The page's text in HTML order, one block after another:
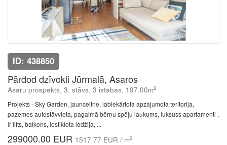
ID: 438850
Pārdod dzīvokli Jūrmalā, Asaros
Asaru prospekts, 3. stāvs, 3 istabas, 197.00m2
Projekts - Sky Garden, jaunceltne, labiekārtota apzaļumota teritorija,
pazemes autostāvvieta, pagalmā bērnu spēļu laukums, luksuss apartamenti ,
ir lifts, balkons, iestiklota lodžija, ...
299000.00 EUR 1517.77 EUR / m2